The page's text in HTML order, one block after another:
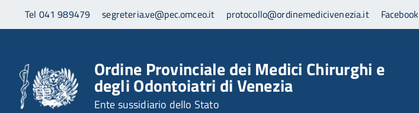
Tel 041 989479 segreteria.ve@pec.omceo.it protocollo@ordinemedicivenezia.it Facebook
Ordine Provinciale dei Medici Chirurghi e
degli Odontoiatri di Venezia
Ente sussidiario dello Stato